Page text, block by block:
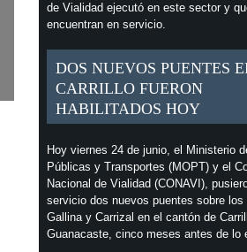
de Vialidad ejecutó en este sector y
encuentran en servicio.
DOS NUEVOS PUENTES
CARRILLO FUERON
HABILITADOS HOY
Hoy viernes 24 de junio, el Ministerio
Públicas y Transportes (MOPT) y el
Nacional de Vialidad (CONAVI),
servicio dos nuevos puentes sobre los
Gallina y Carrizal en el cantón de
Guanacaste, cinco meses antes de lo